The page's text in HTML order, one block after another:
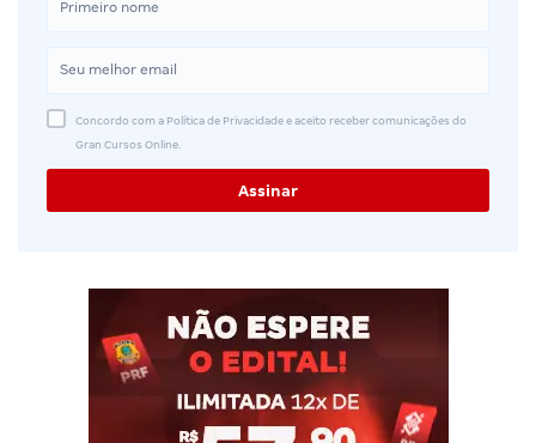
Concordo com a Política de Privacidade e aceito receber comunicações do
Gran Cursos Online.